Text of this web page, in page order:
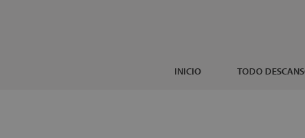
INICIO TODO